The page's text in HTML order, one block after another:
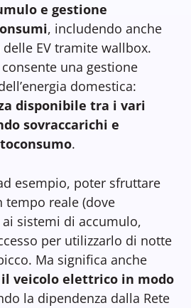
e gestione
, includendo anche
EV tramite wallbox.
una gestione
domestica:
disponibile tra i vari
sovraccarichi e
.
esempio, poter sfruttare
tempo reale (dove
ai sistemi di accumulo,
per utilizzarlo di notte
Ma significa anche
veicolo elettrico in modo
la dipendenza dalla Rete